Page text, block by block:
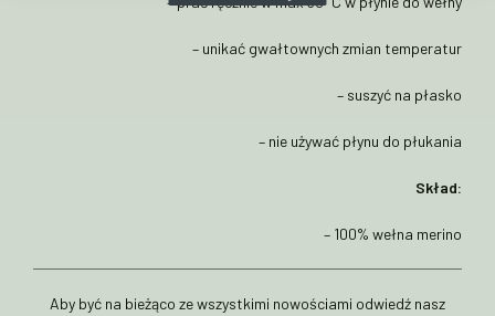
– unikać gwałtownych zmian temperatur
– suszyć na płasko
– nie używać płynu do płukania
Skład:
– 100% wełna merino
Aby być na bieżąco ze wszystkimi nowościami odwiedź nasz